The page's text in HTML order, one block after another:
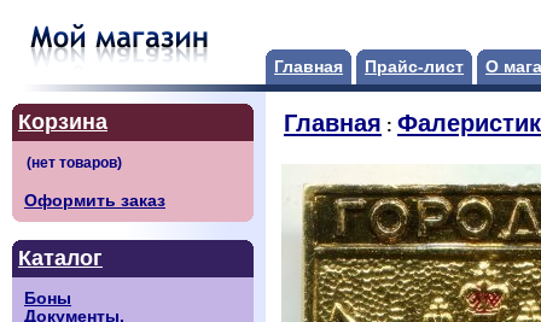
Главная Прайс-лист О
Корзина
Оформить заказ
Каталог
Боны
Документы.
Главная :